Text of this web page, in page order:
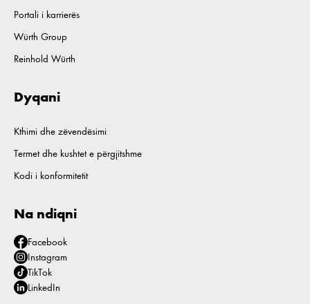
Portali i karrierës
Würth Group
Reinhold Würth
Dyqani
Kthimi dhe zëvendësimi
Termet dhe kushtet e përgjitshme
Kodi i konformitetit
Na ndiqni
Facebook
Instagram
TikTok
LinkedIn